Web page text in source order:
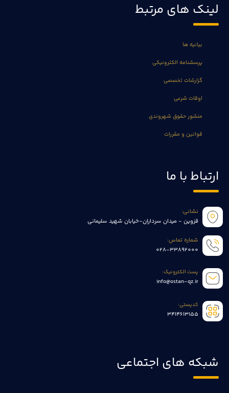
لینک های مرتبط
بیانیه ها
پرسشنامه الکترونیکی
گزارشات تخصصی
اوقات شرعی
منشور حقوق شهروندی
قوانین و مقررات
ارتباط با ما
نشانی:
قزوین - میدان سرداران-خیابان شهید سلیمانی
شماره تماس:
028-33892000
پست الکترونیک:
info@ostan-qz.ir
کدپستی:
3414613155
شبکه های اجتماعی